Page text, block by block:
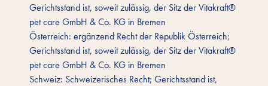
Gerichtsstand ist, soweit zulässig, der Sitz der Vitakraft®
pet care GmbH & Co. KG in Bremen
Österreich: ergänzend Recht der Republik Österreich;
Gerichtsstand ist, soweit zulässig, der Sitz der Vitakraft®
pet care GmbH & Co. KG in Bremen
Schweiz: Schweizerisches Recht; Gerichtsstand ist,